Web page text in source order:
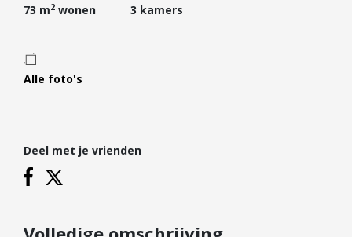
Verhuren
Verzekeren
Particulieren
Hypotheken
Hypotheek oversluiten
73 m2 wonen 3 kamers
Alle foto's
Deel met je vrienden